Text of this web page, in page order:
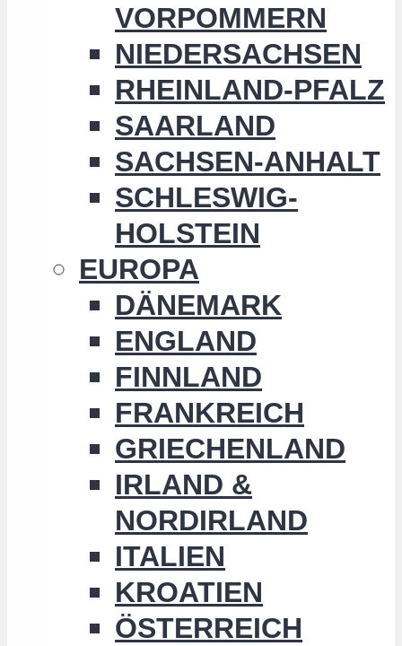
VORPOMMERN
NIEDERSACHSEN
RHEINLAND-PFALZ
SAARLAND
SACHSEN-ANHALT
SCHLESWIG-
HOLSTEIN
EUROPA
DÄNEMARK
ENGLAND
FINNLAND
FRANKREICH
GRIECHENLAND
IRLAND &
NORDIRLAND
ITALIEN
KROATIEN
ÖSTERREICH